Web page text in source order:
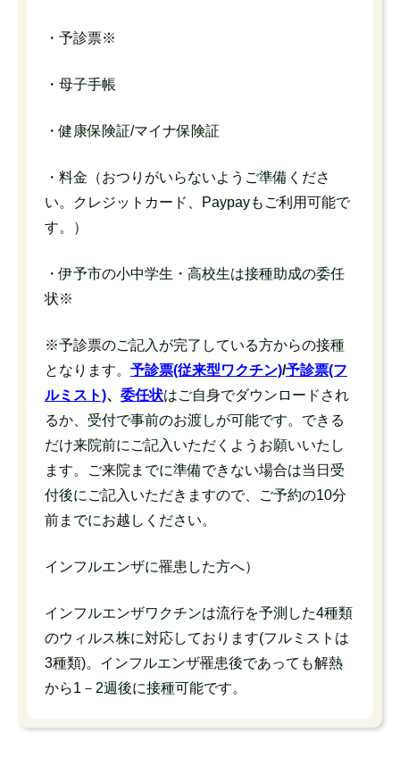
・予診票※
・母子手帳
・健康保険証/マイナ保険証
・料金（おつりがいらないようご準備くださ
い。クレジットカード、Paypayもご利用可能で
す。）
・伊予市の小中学生・高校生は接種助成の委任
状※
※予診票のご記入が完了している方からの接種
となります。 予診票(従来型ワクチン)/予診票(フ
ルミスト)、 委任状はご自身でダウンロードされ
るか、受付で事前のお渡しが可能です。できる
だけ来院前にご記入いただくようお願いいたし
ます。ご来院までに準備できない場合は当日受
付後にご記入いただきますので、ご予約の10分
前までにお越しください。
インフルエンザに罹患した方へ）
インフルエンザワクチンは流行を予測した4種類
のウィルス株に対応しております(フルミストは
3種類)。インフルエンザ罹患後であっても解熱
から1－2週後に接種可能です。